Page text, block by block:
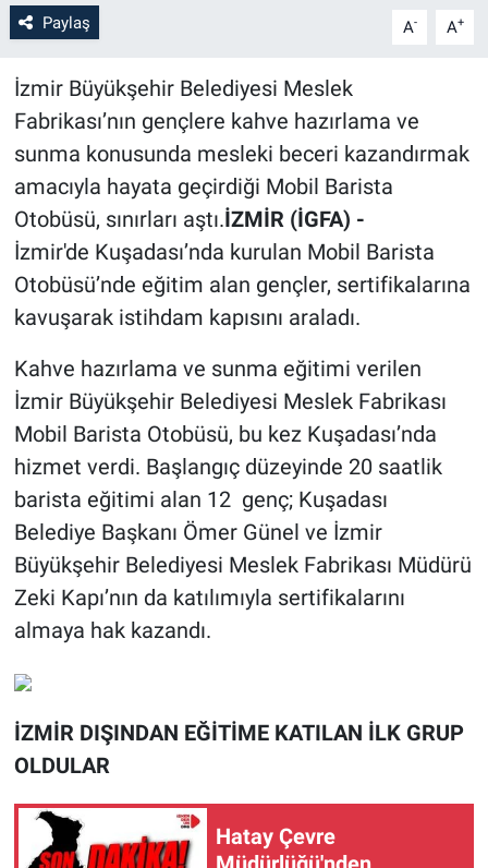
Paylaş A- A+
İzmir Büyükşehir Belediyesi Meslek
Fabrikası’nın gençlere kahve hazırlama ve
sunma konusunda mesleki beceri kazandırmak
amacıyla hayata geçirdiği Mobil Barista
Otobüsü, sınırları aştı.İZMİR (İGFA) -
İzmir'de Kuşadası’nda kurulan Mobil Barista
Otobüsü’nde eğitim alan gençler, sertifikalarına
kavuşarak istihdam kapısını araladı.
Kahve hazırlama ve sunma eğitimi verilen
İzmir Büyükşehir Belediyesi Meslek Fabrikası
Mobil Barista Otobüsü, bu kez Kuşadası’nda
hizmet verdi. Başlangıç düzeyinde 20 saatlik
barista eğitimi alan 12 genç; Kuşadası
Belediye Başkanı Ömer Günel ve İzmir
Büyükşehir Belediyesi Meslek Fabrikası Müdürü
Zeki Kapı’nın da katılımıyla sertifikalarını
almaya hak kazandı.
İZMİR DIŞINDAN EĞİTİME KATILAN İLK GRUP
OLDULAR
Hatay Çevre